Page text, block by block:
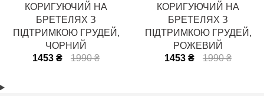
КОРИГУЮЧИЙ НА
БРЕТЕЛЯХ З
ПІДТРИМКОЮ ГРУДЕЙ,
ЧОРНИЙ
1453 ₴
1990 ₴
КОРИГУЮЧИЙ НА
БРЕТЕЛЯХ З
ПІДТРИМКОЮ ГРУДЕЙ,
РОЖЕВИЙ
1453 ₴
1990 ₴